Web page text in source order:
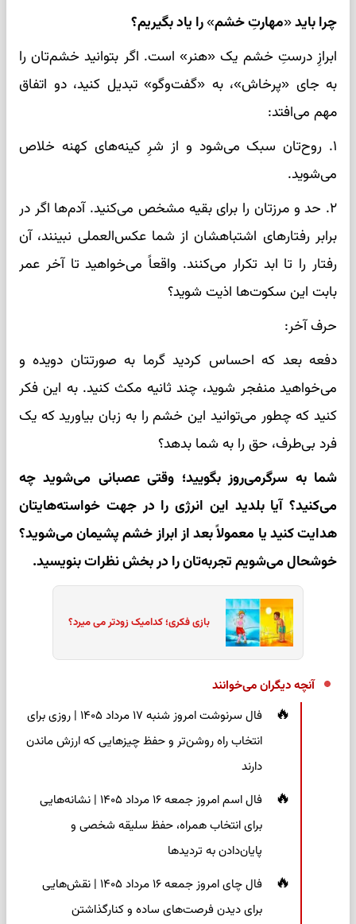
چرا باید «مهارتِ خشم» را یاد بگیریم؟
ابرازِ درستِ خشم یک «هنر» است. اگر بتوانید خشم‌تان را
به جای «پرخاش»، به «گفت‌وگو» تبدیل کنید، دو اتفاق
مهم می‌افتد:
۱. روح‌تان سبک می‌شود و از شرِ کینه‌های کهنه خلاص
می‌شوید.
۲. حد و مرزتان را برای بقیه مشخص می‌کنید. آدم‌ها اگر در
برابر رفتارهای اشتباهشان از شما عکس‌العملی نبینند، آن
رفتار را تا ابد تکرار می‌کنند. واقعاً می‌خواهید تا آخر عمر
بابت این سکوت‌ها اذیت شوید؟
حرف آخر:
دفعه بعد که احساس کردید گرما به صورتتان دویده و
می‌خواهید منفجر شوید، چند ثانیه مکث کنید. به این فکر
کنید که چطور می‌توانید این خشم را به زبان بیاورید که یک
فرد بی‌طرف، حق را به شما بدهد؟
شما به سرگرمی‌روز بگویید؛ وقتی عصبانی می‌شوید چه
می‌کنید؟ آیا بلدید این انرژی را در جهت خواسته‌هایتان
هدایت کنید یا معمولاً بعد از ابراز خشم پشیمان می‌شوید؟
خوشحال می‌شویم تجربه‌تان را در بخش نظرات بنویسید.
بازی فکری؛ کدامیک زودتر می میرد؟
آنچه دیگران می‌خوانند
فال سرنوشت امروز شنبه ۱۷ مرداد ۱۴۰۵ | روزی برای
انتخاب راه روشن‌تر و حفظ چیزهایی که ارزش ماندن
دارند
فال اسم امروز جمعه ۱۶ مرداد ۱۴۰۵ | نشانه‌هایی
برای انتخاب همراه، حفظ سلیقه شخصی و
پایان‌دادن به تردیدها
فال چای امروز جمعه ۱۶ مرداد ۱۴۰۵ | نقش‌هایی
برای دیدن فرصت‌های ساده و کنارگذاشتن